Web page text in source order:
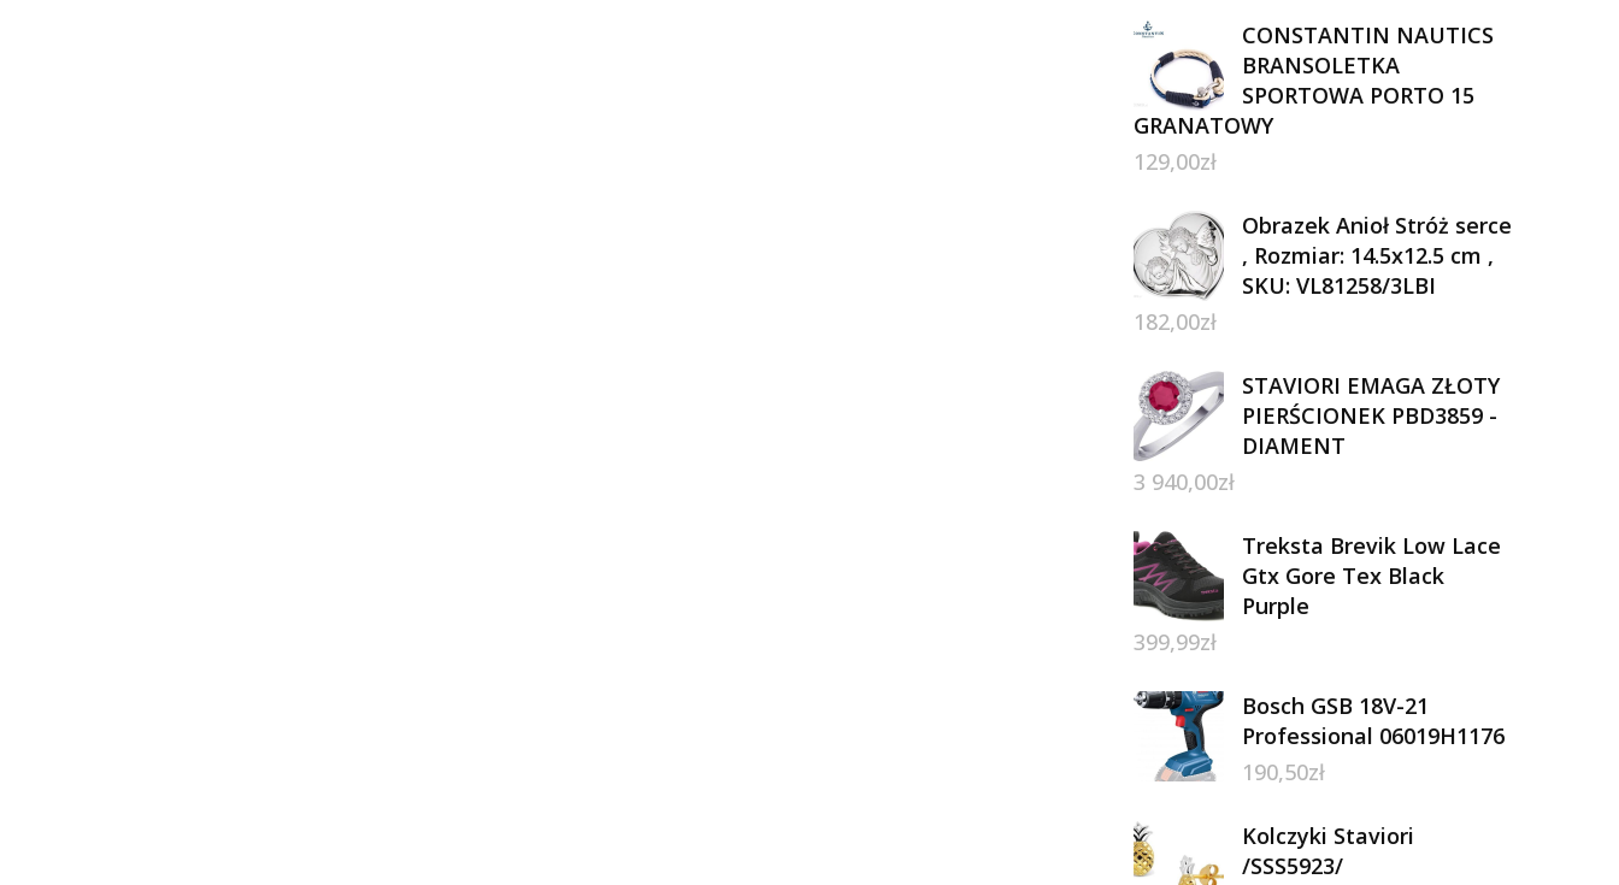
CONSTANTIN NAUTICS
BRANSOLETKA
SPORTOWA PORTO 15
GRANATOWY
129,00zł
Obrazek Anioł Stróż serce
, Rozmiar: 14.5x12.5 cm ,
SKU: VL81258/3LBI
182,00zł
STAVIORI EMAGA ZŁOTY
PIERŚCIONEK PBD3859 -
DIAMENT
3 940,00zł
Treksta Brevik Low Lace
Gtx Gore Tex Black
Purple
399,99zł
Bosch GSB 18V-21
Professional 06019H1176
190,50zł
Kolczyki Staviori
/SSS5923/